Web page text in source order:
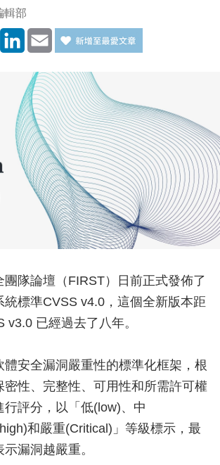
輯部
LinkedIn
Email
團隊論壇（FIRST）日前正式發佈了
統標準CVSS v4.0，這個全新版本距
v3.0 已經過去了八年。
體安全漏洞嚴重性的標準化框架，根
密性、完整性、可用性和所需許可權
行評分，以「低(low)、中
和嚴重(Critical)」等級標示，最
漏洞越嚴重。